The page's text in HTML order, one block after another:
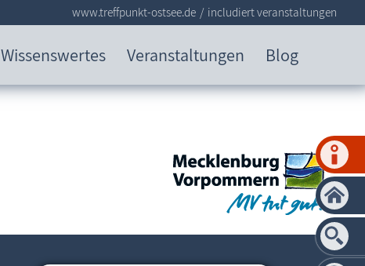
Wissenswertes Veranstaltungen Blog
www.treffpunkt-ostsee.de includiert veranstaltungen